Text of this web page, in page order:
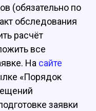
(обязательно по
обследования
расчёт
все
На сайте
«Порядок
заявки